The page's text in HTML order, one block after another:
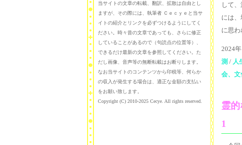
して
には
に思
2024
測 / 人
会、文
霊
1
当サイトの文章の転載、翻訳、拡散は自由とし
ますが、その際には、執筆者 Ｃｅｃｙｅと当サ
イトの紹介とリンクを必ずつけるようにしてく
ださい。時々昔の文章であっても、さらに修正
していることがあるので（句読点の位置等）、
できるだけ最新の文章を参照してください。た
だし画像、音声等の無断転載はお断りします。
なお当サイトのコンテンツから印税等、何らか
の収入が発生する場合は、適正な金額の支払い
をお願い致します。
Copyright (C) 2010-2025 Cecye. All rights reserved.